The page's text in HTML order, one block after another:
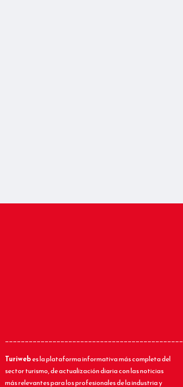
_____________________________________________
Turiwebes la plataforma informativa más completa del
sector turismo, de actualización diaria con las noticias
más relevantes para los profesionales de la industria y